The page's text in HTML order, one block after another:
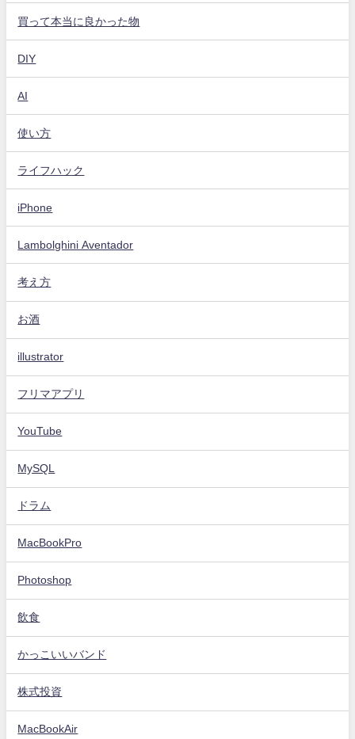
買って本当に良かった物
DIY
AI
使い方
ライフハック
iPhone
Lambolghini Aventador
考え方
お酒
illustrator
フリマアプリ
YouTube
MySQL
ドラム
MacBookPro
Photoshop
飲食
かっこいいバンド
株式投資
MacBookAir